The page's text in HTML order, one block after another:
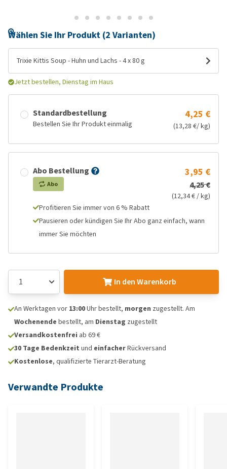
Wählen Sie Ihr Produkt (2 Varianten)
Trixie Kittis Soup - Huhn und Lachs - 4 x 80 g
Jetzt bestellen, Dienstag im Haus
Standardbestellung
Bestellen Sie Ihr Produkt einmalig
4,25 €
(13,28 €/ kg)
Abo Bestellung
Abo
3,95 €
4,25 €
(12,34 € / kg)
Profitieren Sie immer von 6 % Rabatt
Pausieren oder kündigen Sie Ihr Abo ganz einfach, wann
immer Sie möchten
In den Warenkorb
An Werktagen vor 13:00Uhr bestellt, morgen zugestellt. Am
Wochenende bestellt, am Dienstag zugestellt
Versandkostenfrei ab 69 €
30 Tage Bedenkzeit und einfacherRückversand
Kostenlose, qualifizierte Tierarzt-Beratung
Verwandte Produkte